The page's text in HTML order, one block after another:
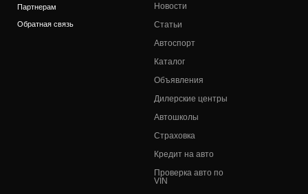
Партнерам
Обратная связь
Новости
Статьи
Автоспорт
Каталог
Объявления
Дилерские центры
Автошколы
Страховка
Кредит на авто
Проверка авто по
VIN